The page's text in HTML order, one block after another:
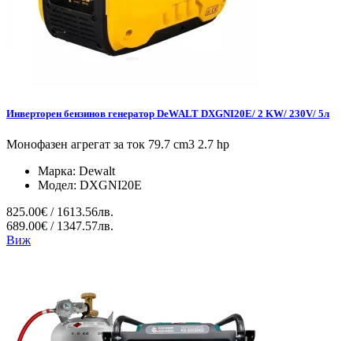
Инверторен бензинов генератор DeWALT DXGNI20E/ 2 KW/ 230V/ 5л
Монофазен агрегат за ток 79.7 cm3 2.7 hp
Марка: Dewalt
Модел: DXGNI20E
825.00€ / 1613.56лв.
689.00€ / 1347.57лв.
Виж